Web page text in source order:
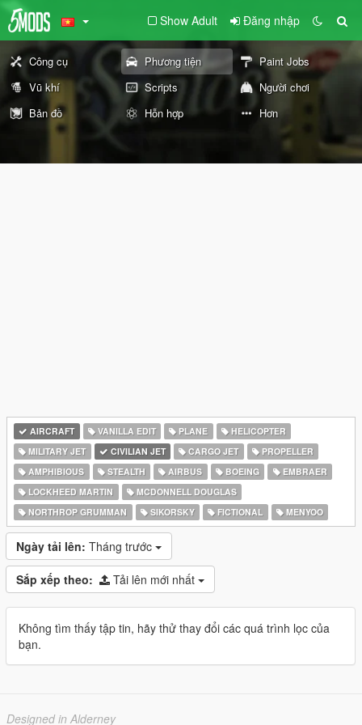
Show Adult Đăng nhập
Công cụ Phương tiện
Paint Jobs
Vũ khí
Scripts
Người chơi
Bản đồ
Hỗn hợp Hơn
AIRCRAFT VANILLA EDIT PLANE
HELICOPTER
MILITARY JET
CIVILIAN JET CARGO JET
PROPELLER
AMPHIBIOUS
STEALTH AIRBUS BOEING
EMBRAER
LOCKHEED MARTIN
MCDONNELL DOUGLAS
NORTHROP GRUMMAN
SIKORSKY FICTIONAL MENYOO
Ngày tải lên: Tháng trước
Sắp xếp theo: Tải lên mới nhất
Không tìm thấy tập tin, hãy thử thay đổi các quá trình lọc của
bạn.
Designed in Alderney